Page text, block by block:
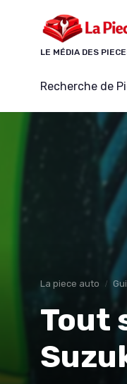
LE MÉDIA DES
Recherche de
La piece auto
Tout